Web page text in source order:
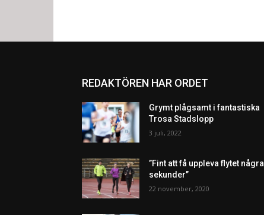
REDAKTÖREN HAR ORDET
Grymt plågsamt i fantastiska
Trosa Stadslopp
3 juli, 2022
”Fint att få uppleva flytet några
sekunder”
22 november, 2020